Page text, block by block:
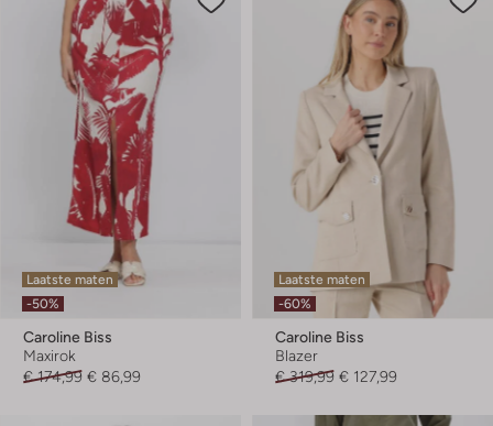
Laatste maten
-50%
Caroline Biss
Maxirok
€ 174,99 € 86,99
Laatste maten
-60%
Caroline Biss
Blazer
€ 319,99 € 127,99